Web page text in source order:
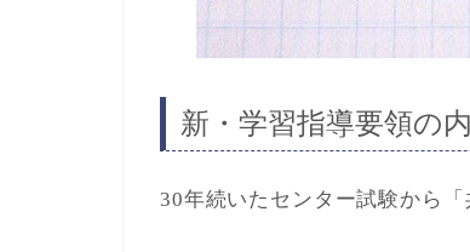
新・学習指導要領の
30年続いたセンター試験から